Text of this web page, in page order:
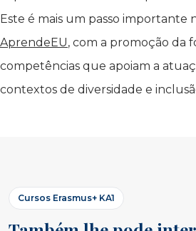
Este é mais um passo importante
AprendeEU, com a promoção da
competências que apoiam a
contextos de diversidade e
Cursos Erasmus+ KA1